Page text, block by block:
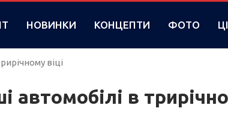
НОВИНКИ КОНЦЕПТИ ФОТО
віці
автомобілі в